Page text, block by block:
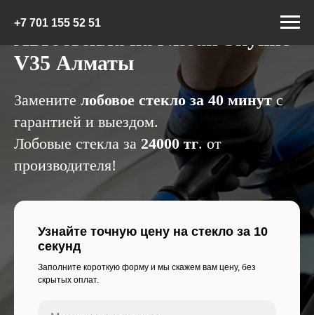
+7 701 155 52 51
V35 Алматы
Замените лобовое стекло за 40 минутс
гарантией и выездом.
Лобовые стекла за 24000 тг. от
производителя!
Узнайте точную цену на стекло за 10
секунд
Заполните короткую форму и мы скажем вам цену, без
скрытых оплат.